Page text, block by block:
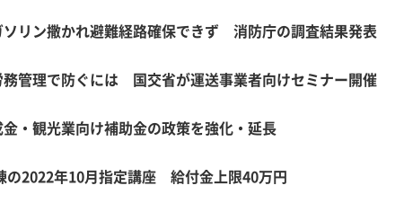
リン撒かれ避難経路確保できず 消防庁の調査結果発表
管理で防ぐには 国交省が運送事業者向けセミナー開催
・観光業向け補助金の政策を強化・延長
の2022年10月指定講座 給付金上限40万円